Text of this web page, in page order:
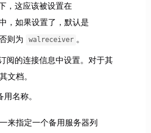
，这应该被设置在
，如果设置了，默认是
则为 walreceiver 。
阅的连接信息中设置。对于其
文档。
名称。
来指定一个备用服务器列